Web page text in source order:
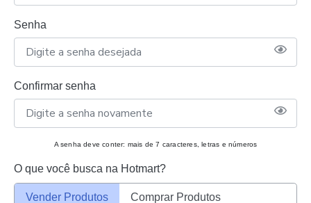
Senha
Confirmar senha
A senha deve conter: mais de 7 caracteres, letras e números
O que você busca na Hotmart?
Vender Produtos Comprar Produtos